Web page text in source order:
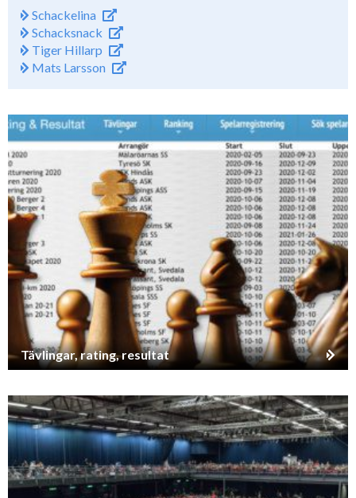
Schackelina
Schacksnack
Tiger Hillarp
Mats Larsson
Tävlingar, rating, resultat